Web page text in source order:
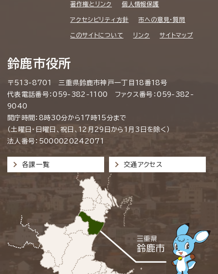
著作権とリンク 個人情報保護
アクセシビリティ方針 市への意見・質問
このサイトについて リンク サイトマップ
鈴鹿市役所
〒513-8701 三重県鈴鹿市神戸一丁目18番18号
代表電話番号：059-382-1100 ファクス番号：059-382-
9040
開庁時間：8時30分から17時15分まで
（土曜日・日曜日、祝日、12月29日から1月3日を除く）
法人番号：5000020242071
各課一覧 交通アクセス